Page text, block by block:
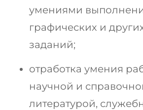
умениями
графических и
заданий;
отработка умения
научной и
литературой,